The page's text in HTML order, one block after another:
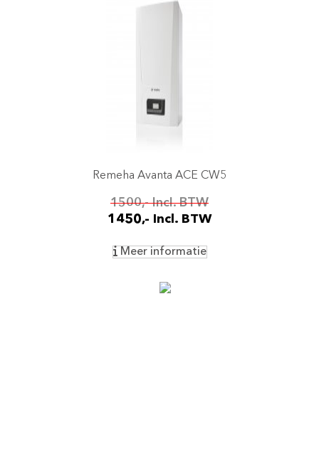
Remeha Avanta ACE CW5
1500,- Incl. BTW
1450,- Incl. BTW
Meer informatie